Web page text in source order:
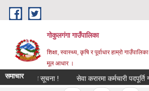
Skip to main content
गोकुलगंगा गाउँपालिका
शिक्षा, स्वास्थ्य, कृषि र पूर्वाधार हाम्रो
मूल आधार ।
समाचार
सरुवा सम्बन्धि सूचना ! सेवा करारमा कर्मचारी पदपूर्ति